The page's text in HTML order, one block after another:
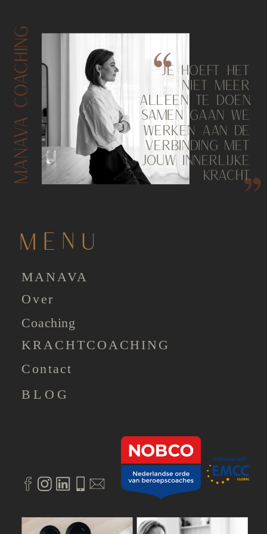
BLOG
KRACHTCOACHING
Contact
Coaching
Over
MANAVA
MENU
MANAVA COACHING
JE HOEFT HET
NIET MEER
ALLEEN TE DOEN.
SAMEN GAAN WE
WERKEN AAN DE
VERBINDING MET
JOUW INNERLIJKE
KRACHT.